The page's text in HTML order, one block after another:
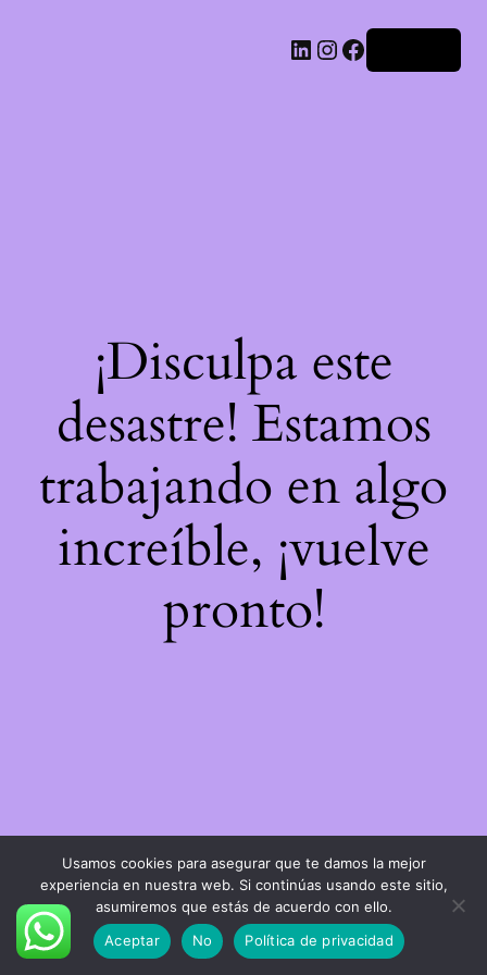
LinkedIn
Instagram
Facebook
¡Disculpa este
desastre! Estamos
trabajando en algo
increíble, ¡vuelve
pronto!
Usamos cookies para asegurar que te damos la mejor
experiencia en nuestra web. Si continúas usando este sitio,
asumiremos que estás de acuerdo con ello.
Aceptar
No Política de privacidad